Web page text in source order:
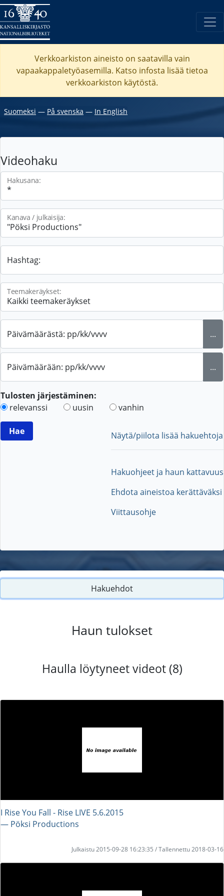
Verkkoarkiston aineisto on saatavilla vain
vapaakappaletyöasemilla. Katso infosta lisää tietoa
verkkoarkiston käytöstä.
Suomeksi ― På svenska ― In English
Videohaku
Hakusana:
Kanava / julkaisija:
Hashtag:
Teemakeräykset:
Päivämäärästä: pp/kk/vvvv ...
Päivämäärään: pp/kk/vvvv ...
Tulosten järjestäminen:
relevanssi
uusin vanhin
Näytä/piilota lisää hakuehtoja
Hakuohjeet ja haun kattavuus
Ehdota aineistoa kerättäväksi
Viittausohje
Hakuehdot
Haun tulokset
Haulla löytyneet videot (8)
I Rise You Fall - Rise LIVE 5.6.2015
― Pöksi Productions
Julkaistu 2015-09-28 16:23:35 / Tallennettu 2018-03-16